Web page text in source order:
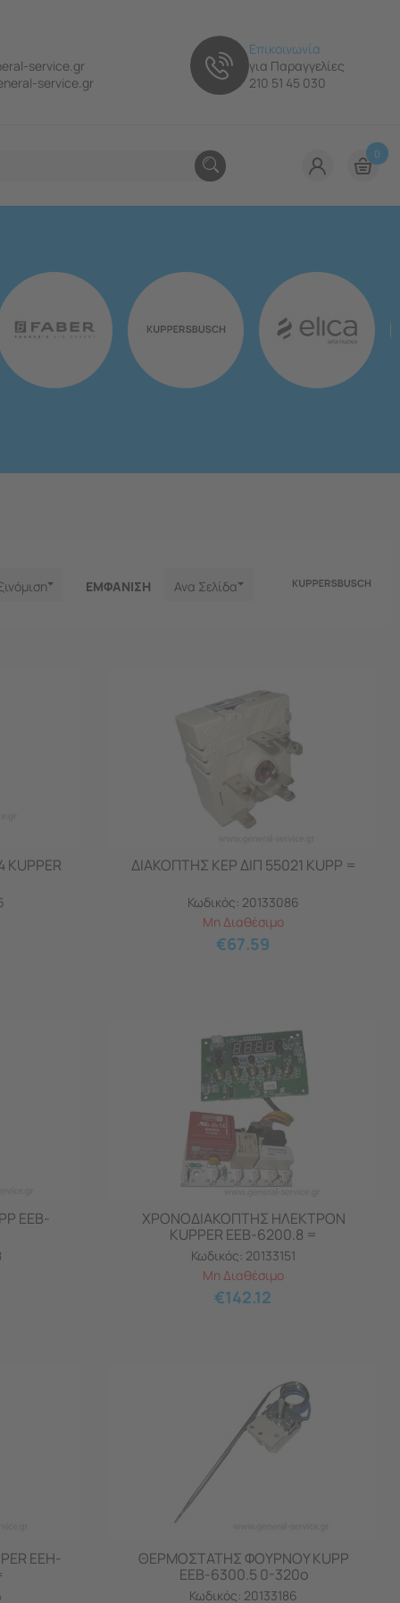
service.gr
service.gr
Επικοινωνία
για Παραγγελίες
210 51 45 030
0
ΕΜΦΑNΙΣΗ Ανα Σελίδα
ΔΙΑΚΟΠΤΗΣ ΚΕΡ ΔΙΠ 55021 KUPP =
Κωδικός: 20133086
Μη Διαθέσιμο
€67.59
EEB-
ΧΡΟΝΟΔΙΑΚΟΠΤΗΣ ΗΛΕΚΤΡΟΝ
KUPPER EEB-6200.8 =
Κωδικός: 20133151
Μη Διαθέσιμο
€142.12
EEH-
ΘΕΡΜΟΣΤΑΤΗΣ ΦΟΥΡΝΟΥ KUPP
EEB-6300.5 0-320ο
Κωδικός: 20133186